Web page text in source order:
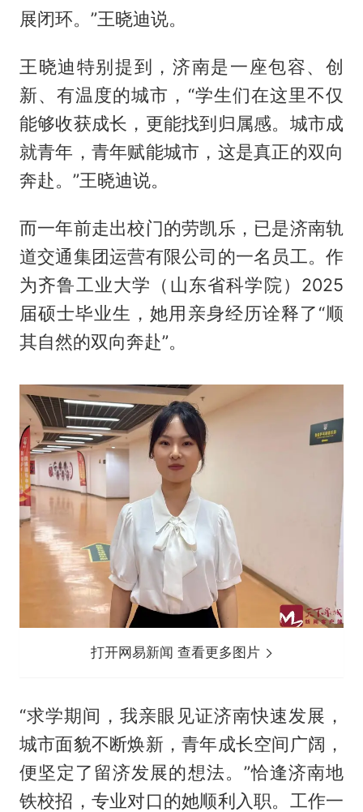
展闭环。”王晓迪说。
王晓迪特别提到，济南是一座包容、创
新、有温度的城市，“学生们在这里不仅
能够收获成长，更能找到归属感。城市成
就青年，青年赋能城市，这是真正的双向
奔赴。”王晓迪说。
而一年前走出校门的劳凯乐，已是济南轨
道交通集团运营有限公司的一名员工。作
为齐鲁工业大学（山东省科学院）2025
届硕士毕业生，她用亲身经历诠释了“顺
其自然的双向奔赴”。
打开网易新闻 查看更多图片
“求学期间，我亲眼见证济南快速发展，
城市面貌不断焕新，青年成长空间广阔，
便坚定了留济发展的想法。”恰逢济南地
铁校招，专业对口的她顺利入职。工作一